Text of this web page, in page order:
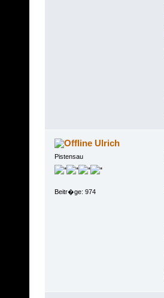
Ulrich
Pistensau
Beitr�ge: 974